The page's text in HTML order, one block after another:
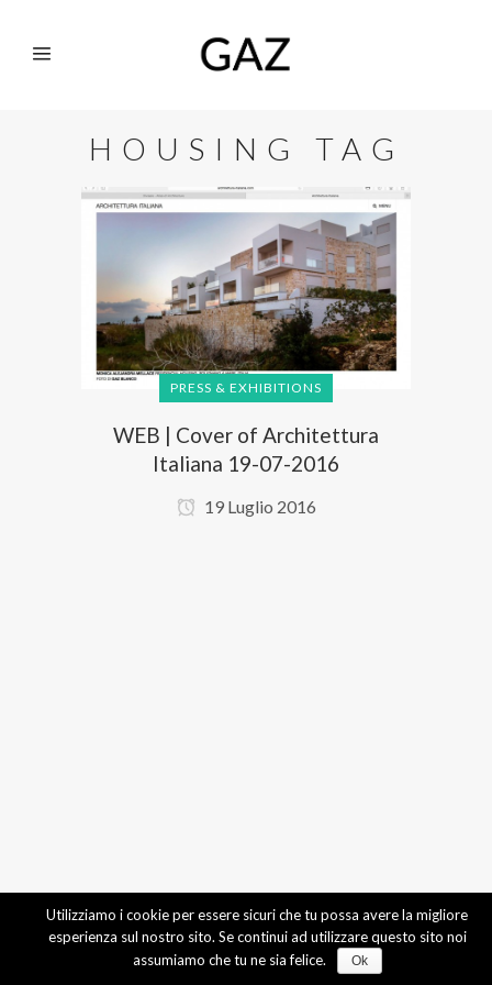
HOUSING TAG
PRESS & EXHIBITIONS
WEB | Cover of Architettura
Italiana 19-07-2016
19 Luglio 2016
Utilizziamo i cookie per essere sicuri che tu possa avere la migliore
esperienza sul nostro sito. Se continui ad utilizzare questo sito noi
assumiamo che tu ne sia felice.
Ok